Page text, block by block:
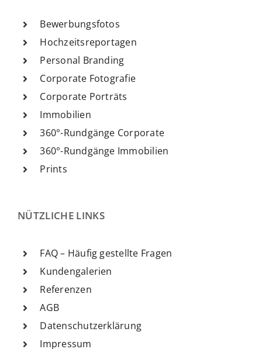
Bewerbungsfotos
Hochzeitsreportagen
Personal Branding
Corporate Fotografie
Corporate Porträts
Immobilien
360°-Rundgänge Corporate
360°-Rundgänge Immobilien
Prints
NÜTZLICHE LINKS
FAQ – Häufig gestellte Fragen
Kundengalerien
Referenzen
AGB
Datenschutzerklärung
Impressum